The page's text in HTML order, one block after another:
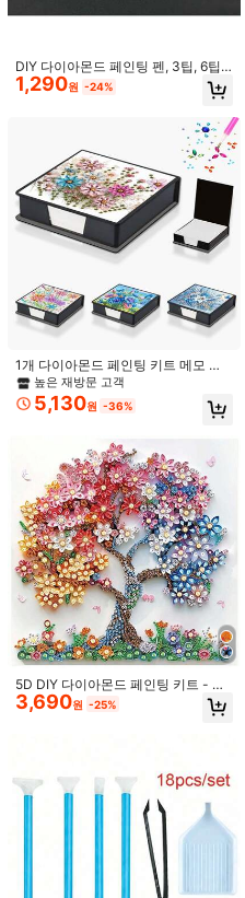
12,090원
글리터 60/30병 DIY 다이아몬드
키징 다이아몬드 펜 액세서리 보
기능 보관 가방
스타일 유형
A
사이즈
60병/세트 30병/세트
무료 배송
예상 배송:2-5 영업일
Due to hygiene concerns, this
value has been substantially
안전한 결제 · 개인정보 보호
SHEIN에서 판매됨
제품 세부 정보
소재:
PP
더
4.80 307 팔로워
307 팔로워
다음
n***y
가 탐색 중입니다
307 팔로워
높은 재방문 고객
DIY 다이아몬드 페인팅 펜, 3팁, 6팁,
9팁 다이아몬드 도팅 펜, 빠른 접착 다
이아몬드 페인팅 도구, 네일 아트 다이
1,290원 -24%
1개 다이아몬드 페인팅 키트 메모 박
스, 플로럴 시리즈 패턴, 플라스틱 소
재, 인레이 라운드 다이아몬드 모자이
크 아트, 사무실 책상 쓰기 및 일상 메
높은 재방문 고객
5,130원 -36%
5D DIY 다이아몬드 페인팅 키트 - 화
려한 꽃 나무 디자인, 특수 모양의 크
리스탈 라인스톤 아트, 성인용, 수공예
3,690원 -25%